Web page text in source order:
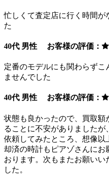
忙しくて査定店に行く時間が
た
40代 男性 お客様の評価：
定番のモデルにも関わらず
ませんでした
40代 男性 お客様の評価：
状態も良かったので、買取
ることに不安がありました
依頼してみたところ、想像
却済の時計もピアゾさんにお
おります。次もまたお願いい
した。